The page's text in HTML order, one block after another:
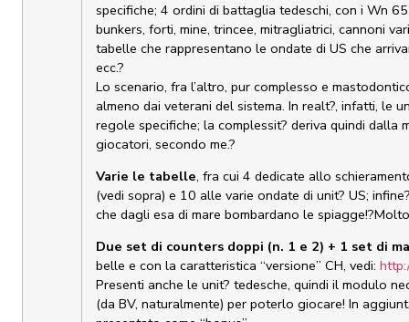
specifiche; 4 ordini di battaglia tedeschi, con i Wn
bunkers, forti, mine, trincee, mitragliatrici, cannoni
tabelle che rappresentano le ondate di US che
ecc.?
Lo scenario, fra l’altro, pur complesso e
almeno dai veterani del sistema. In realt?, infatti, le
regole specifiche; la complessit? deriva quindi dalla
giocatori, secondo me.?
Varie le tabelle, fra cui 4 dedicate allo
(vedi sopra) e 10 alle varie ondate di unit? US;
che dagli esa di mare bombardano le
Due set di counters doppi (n. 1 e 2) + 1 set di
belle e con la caratteristica “versione” CH, vedi:
Presenti anche le unit? tedesche, quindi il modulo
(da BV, naturalmente) per poterlo giocare! In